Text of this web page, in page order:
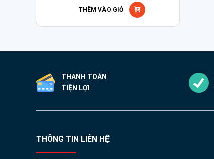
THÊM VÀO GIỎ
THANH TOÁN
TIỆN LỢI
THÔNG TIN LIÊN HỆ